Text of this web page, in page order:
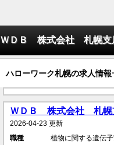
ＷＤＢ 株式会社 札幌支
ハローワーク札幌の求人情報
ＷＤＢ 株式会社 札幌
2026-04-23 更新
職種
植物に関する遺伝